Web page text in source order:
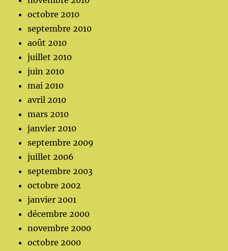
octobre 2010
septembre 2010
août 2010
juillet 2010
juin 2010
mai 2010
avril 2010
mars 2010
janvier 2010
septembre 2009
juillet 2006
septembre 2003
octobre 2002
janvier 2001
décembre 2000
novembre 2000
octobre 2000